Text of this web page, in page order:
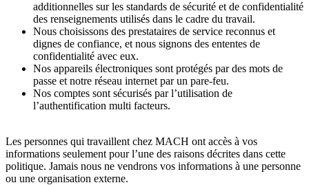
additionnelles sur les standards de sécurité et de confidentialité
des renseignements utilisés dans le cadre du travail.
Nous choisissons des prestataires de service reconnus et
dignes de confiance, et nous signons des ententes de
confidentialité avec eux.
Nos appareils électroniques sont protégés par des mots de
passe et notre réseau internet par un pare-feu.
Nos comptes sont sécurisés par l’utilisation de
l’authentification multi facteurs.
Les personnes qui travaillent chez MACH ont accès à vos
informations seulement pour l’une des raisons décrites dans cette
politique. Jamais nous ne vendrons vos informations à une personne
ou une organisation externe.